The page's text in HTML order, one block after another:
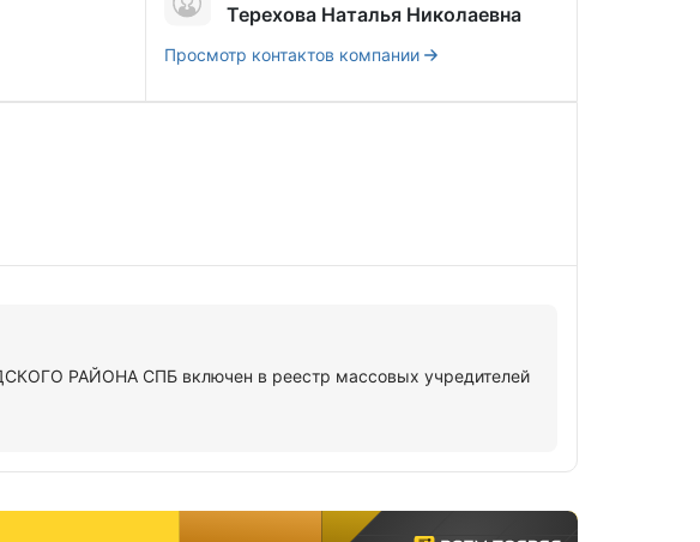
Терехова Наталья Николаевна
Просмотр контактов компании
РАЙОНА СПБ включен в реестр массовых учредителей